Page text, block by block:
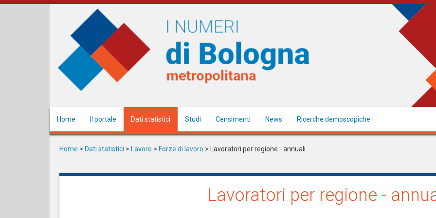
Salta
Home Il portale Dati statistici Studi Censimenti News Ricerche demoscopiche
Home > Dati statistici > Lavoro > Forze di lavoro > Lavoratori per regione - annuali
Lavoratori per regione -